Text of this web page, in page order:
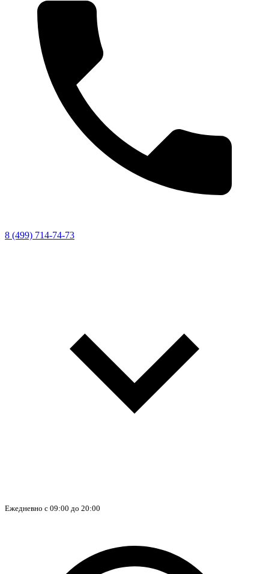
8 (499) 714-74-73
Ежедневно с 09:00 до 20:00